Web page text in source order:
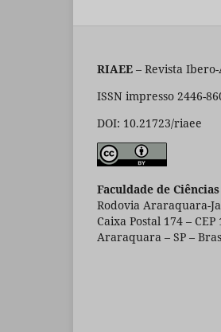
RIAEE – Revista
ISSN impresso 2446-
DOI: 10.21723/riaee
Faculdade de
Rodovia Araraquara-
Caixa Postal 174 – CEP
Araraquara – SP –